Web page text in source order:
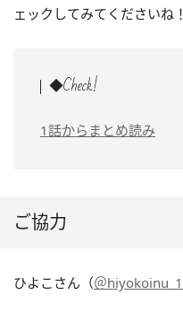
ェックしてみてくださいね！
◆Check!
1話からまとめ読み
ご協力
ひよこさん（＠